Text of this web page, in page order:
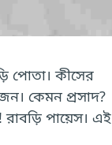
পোতা। কীসের
কেমন প্রসাদ?
পায়েস। এই